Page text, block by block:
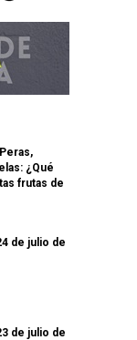
¿Qué
frutas de
de julio de
de julio de